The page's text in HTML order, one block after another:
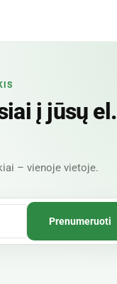
į jūsų el.
– vienoje vietoje.